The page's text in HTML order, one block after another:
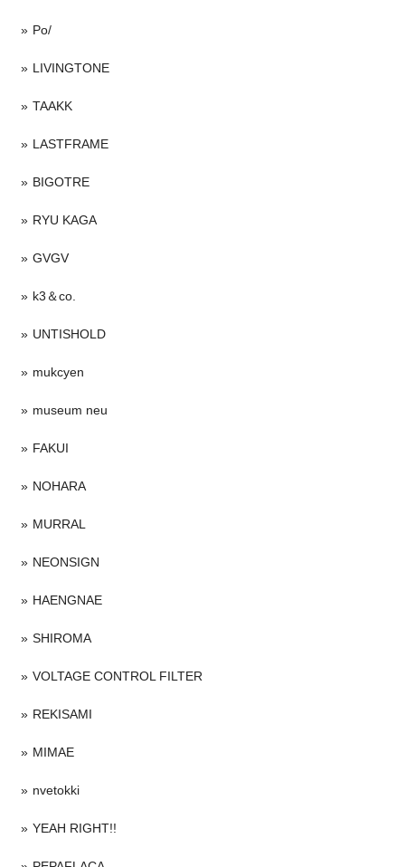
Po/
LIVINGTONE
TAAKK
LASTFRAME
BIGOTRE
RYU KAGA
GVGV
k3＆co.
UNTISHOLD
mukcyen
museum neu
FAKUI
NOHARA
MURRAL
NEONSIGN
HAENGNAE
SHIROMA
VOLTAGE CONTROL FILTER
REKISAMI
MIMAE
nvetokki
YEAH RIGHT!!